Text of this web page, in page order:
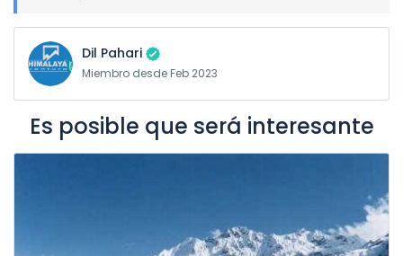
Dil Pahari
Miembro desde Feb 2023
Es posible que será interesante